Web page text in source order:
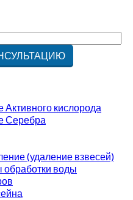
кислорода
Серебра
(удаление взвесей)
воды